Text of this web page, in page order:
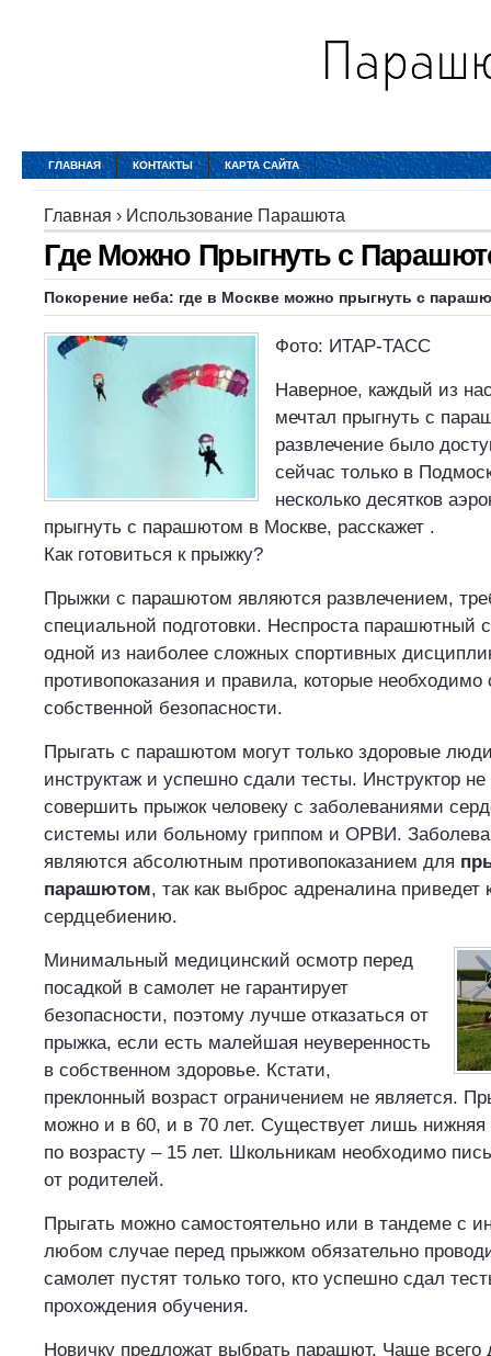
ГЛАВНАЯ КОНТАКТЫ КАРТА САЙТА
Главная › Использование Парашюта
Где Можно Прыгнуть с
Покорение неба: где в Москве можно прыгнуть с
Фото: ИТАР-ТАСС
Наверное, каждый из
мечтал прыгнуть с
развлечение было
сейчас только в
несколько десятков
прыгнуть с парашютом в Москве, расскажет .
Как готовиться к прыжку?
Прыжки с парашютом являются развлечением,
специальной подготовки. Неспроста парашютный
одной из наиболее сложных спортивных
противопоказания и правила, которые
собственной безопасности.
Прыгать с парашютом могут только здоровые
инструктаж и успешно сдали тесты. Инструктор не
совершить прыжок человеку с заболеваниями
системы или больному гриппом и ОРВИ.
являются абсолютным противопоказанием для
парашютом, так как выброс адреналина приведет
сердцебиению.
Минимальный медицинский осмотр перед
посадкой в самолет не гарантирует
безопасности, поэтому лучше отказаться от
прыжка, если есть малейшая неуверенность
в собственном здоровье. Кстати,
преклонный возраст ограничением не является.
можно и в 60, и в 70 лет. Существует лишь нижняя
по возрасту – 15 лет. Школьникам необходимо
от родителей.
Прыгать можно самостоятельно или в тандеме с
любом случае перед прыжком обязательно
самолет пустят только того, кто успешно сдал
прохождения обучения.
Новичку предложат выбрать парашют. Чаще всего